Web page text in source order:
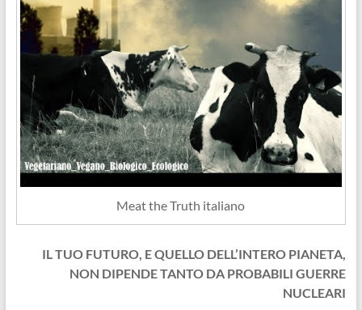
Meat the Truth italiano
IL TUO FUTURO, E QUELLO DELL’INTERO PIANETA,
NON DIPENDE TANTO DA PROBABILI GUERRE
NUCLEARI